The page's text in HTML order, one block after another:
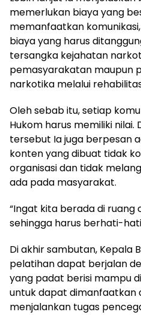
memerlukan biaya yang
memanfaatkan
biaya yang harus
tersangka kejahatan
pemasyarakatan maupun
narkotika melalui
Oleh sebab itu, setiap
Hukom harus memiliki
tersebut Ia juga berpesan
konten yang dibuat tidak
organisasi dan tidak
ada pada masyarakat.
“Ingat kita berada di ruang
sehingga harus berhati-
Di akhir sambutan, Kepala
pelatihan dapat berjalan
yang padat berisi mampu
untuk dapat dimanfaatkan
menjalankan tugas